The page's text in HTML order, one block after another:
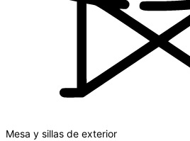
Mesa y sillas de exterior